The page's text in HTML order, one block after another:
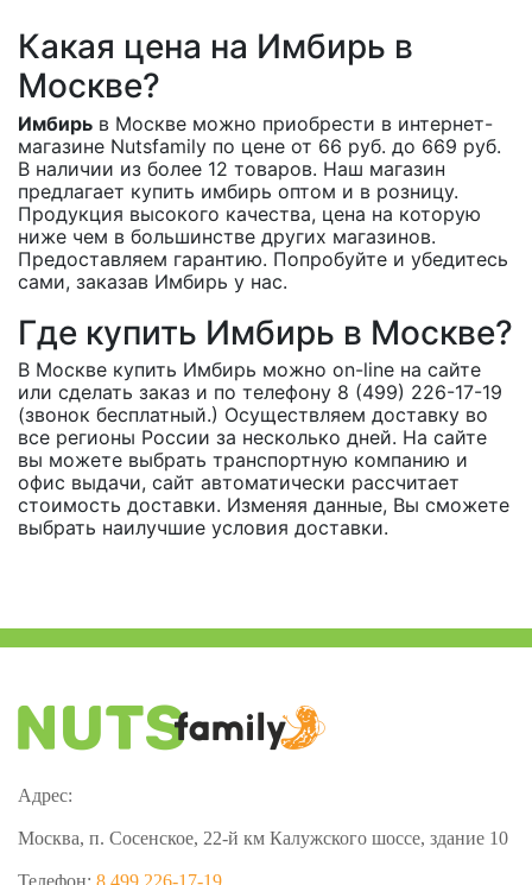
Какая цена на Имбирь в
Москве?
Имбирь в Москве можно приобрести в интернет-
магазине Nutsfamily по цене от 66 руб. до 669 руб.
В наличии из более 12 товаров. Наш магазин
предлагает купить имбирь оптом и в розницу.
Продукция высокого качества, цена на которую
ниже чем в большинстве других магазинов.
Предоставляем гарантию. Попробуйте и убедитесь
сами, заказав Имбирь у нас.
Где купить Имбирь в Москве?
В Москве купить Имбирь можно on-line на сайте
или сделать заказ и по телефону 8 (499) 226-17-19
(звонок бесплатный.) Осуществляем доставку во
все регионы России за несколько дней. На сайте
вы можете выбрать транспортную компанию и
офис выдачи, сайт автоматически рассчитает
стоимость доставки. Изменяя данные, Вы сможете
выбрать наилучшие условия доставки.
Адрес:
Москва, п. Сосенское, 22-й км Калужского шоссе, здание 10